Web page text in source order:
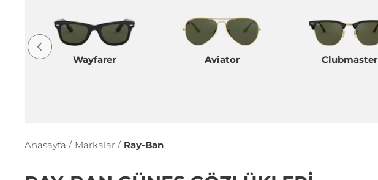
Anasayfa / Markalar / Ray-Ban
Wayfarer Aviator Clubmaster